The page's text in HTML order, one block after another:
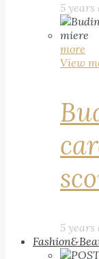
5 years
more
View
5 years